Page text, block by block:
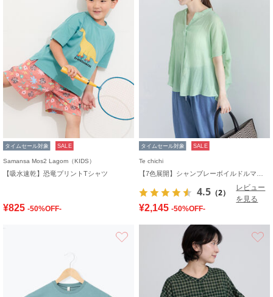
タイムセール対象 SALE
Samansa Mos2 Lagom（KIDS）
【吸水速乾】恐竜プリントTシャツ
¥825 -50%OFF-
タイムセール対象 SALE
Te chichi
4.5 （2）
レビュー
を見る
¥2,145 -50%OFF-